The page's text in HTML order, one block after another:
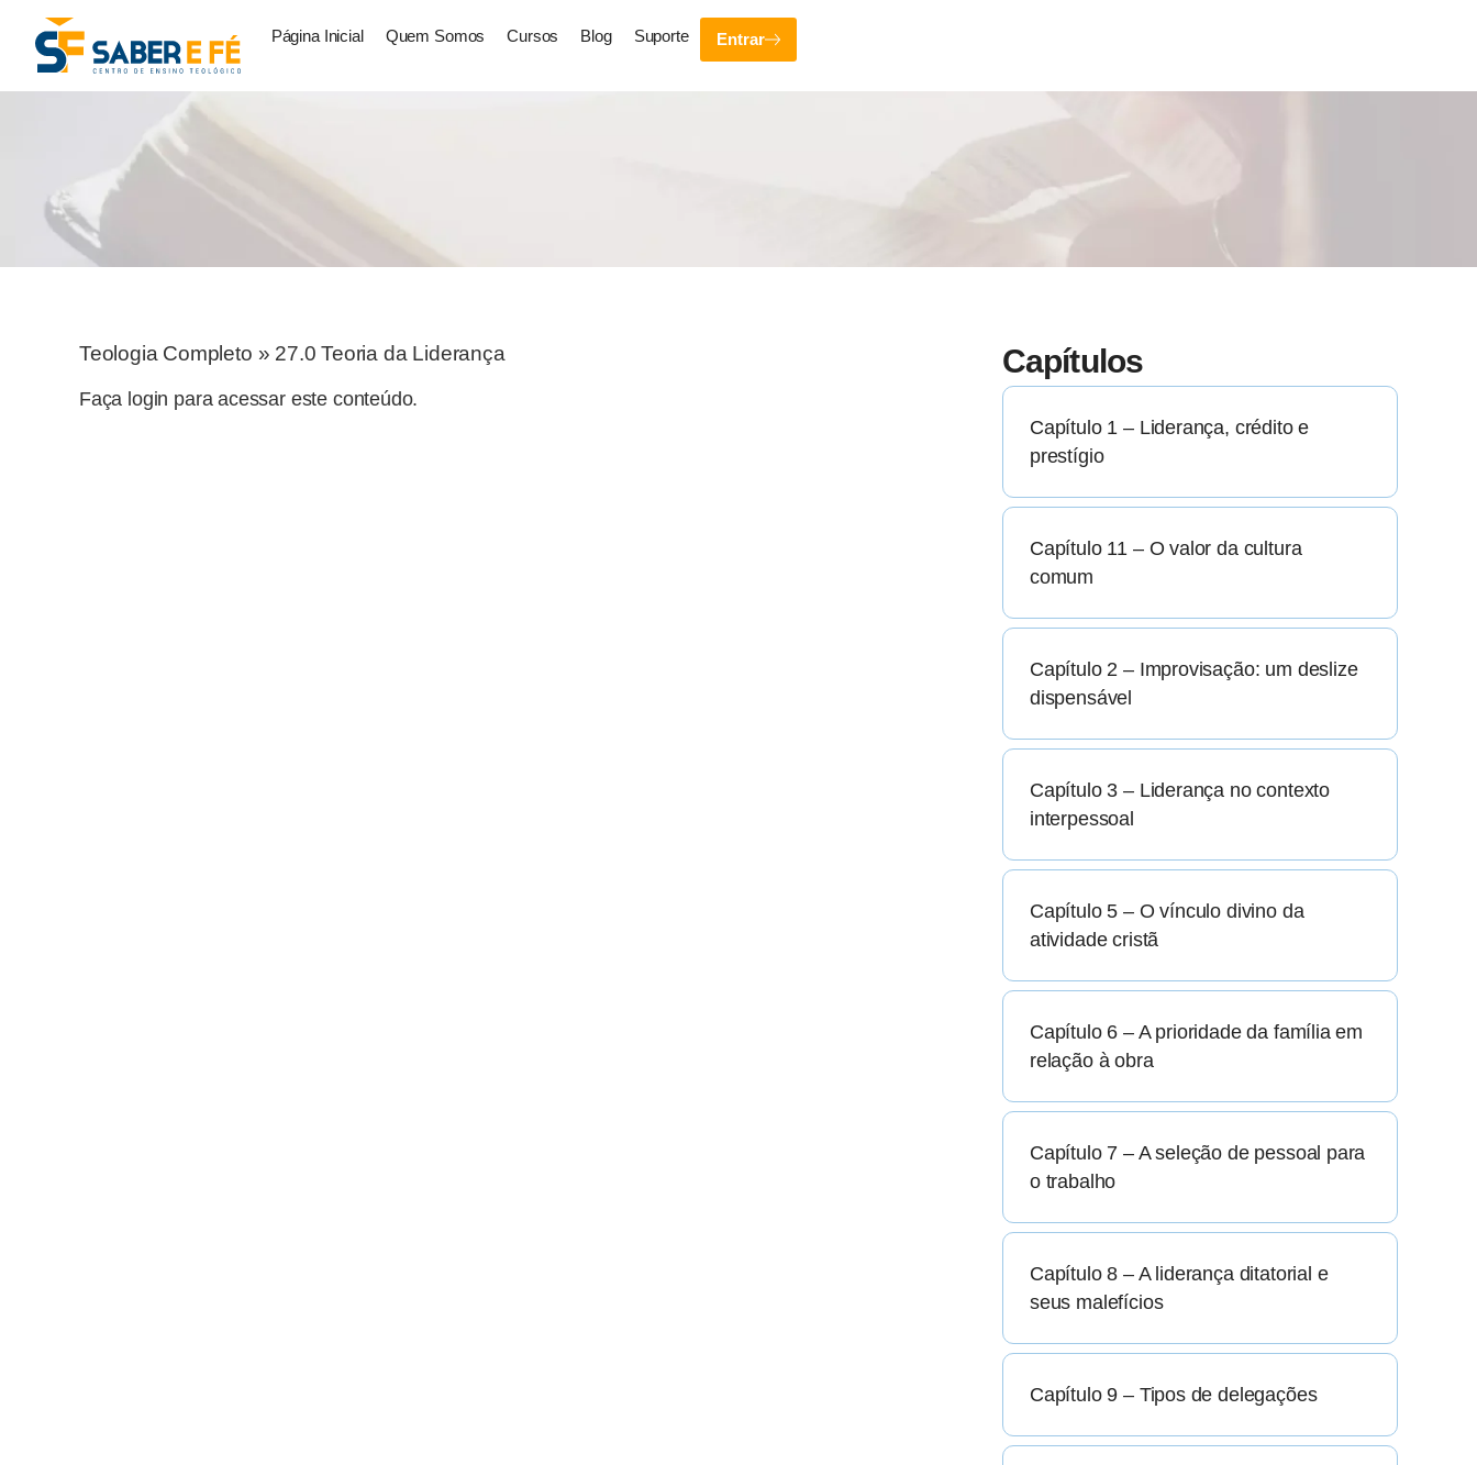
Página Inicial Quem Somos Cursos Blog Suporte Entrar
Teologia Completo » 27.0 Teoria da Liderança
Faça login para acessar este conteúdo.
Capítulos
Capítulo 1 – Liderança, crédito e
prestígio
Capítulo 11 – O valor da cultura
comum
Capítulo 2 – Improvisação: um deslize
dispensável
Capítulo 3 – Liderança no contexto
interpessoal
Capítulo 5 – O vínculo divino da
atividade cristã
Capítulo 6 – A prioridade da família em
relação à obra
Capítulo 7 – A seleção de pessoal para
o trabalho
Capítulo 8 – A liderança ditatorial e
seus malefícios
Capítulo 9 – Tipos de delegações